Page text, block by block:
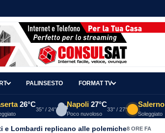
PALINSESTO FORMAT TV
26°C
35° / 24°
Napoli 27°C
Poco nuvoloso
33° / 27°
Salerno
Soleggiato
e Lombardi replicano alle polemiche8 ORE FA